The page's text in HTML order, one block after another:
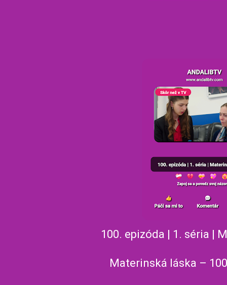
100. epizóda | 1. séria |
Materinská láska –